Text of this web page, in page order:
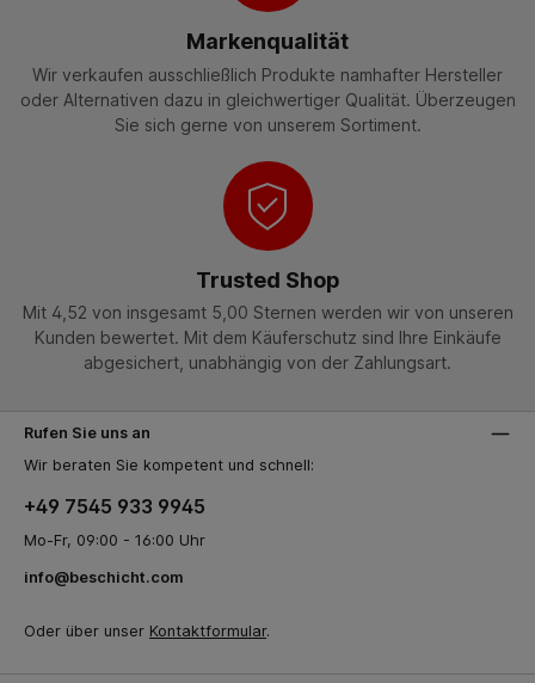
Markenqualität
Wir verkaufen ausschließlich Produkte namhafter Hersteller
oder Alternativen dazu in gleichwertiger Qualität. Überzeugen
Sie sich gerne von unserem Sortiment.
Trusted Shop
Mit 4,52 von insgesamt 5,00 Sternen werden wir von unseren
Kunden bewertet. Mit dem Käuferschutz sind Ihre Einkäufe
abgesichert, unabhängig von der Zahlungsart.
Rufen Sie uns an
Wir beraten Sie kompetent und schnell:
+49 7545 933 9945
Mo-Fr, 09:00 - 16:00 Uhr
info@beschicht.com
Oder über unser Kontaktformular.